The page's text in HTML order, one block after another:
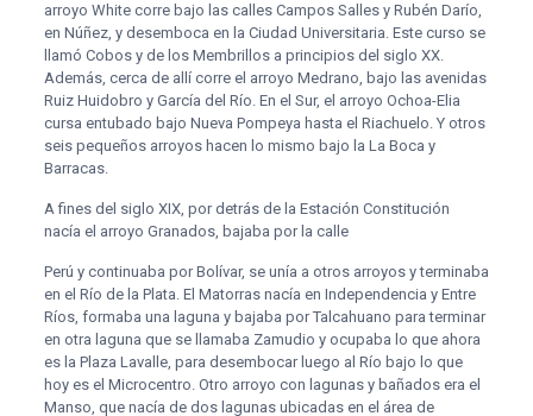
arroyo White corre bajo las calles Campos Salles y Rubén Darío,
en Núñez, y desemboca en la Ciudad Universitaria. Este curso se
llamó Cobos y de los Membrillos a principios del siglo XX.
Además, cerca de allí corre el arroyo Medrano, bajo las avenidas
Ruiz Huidobro y García del Río. En el Sur, el arroyo Ochoa-Elia
cursa entubado bajo Nueva Pompeya hasta el Riachuelo. Y otros
seis pequeños arroyos hacen lo mismo bajo la La Boca y
Barracas.
A fines del siglo XIX, por detrás de la Estación Constitución
nacía el arroyo Granados, bajaba por la calle
Perú y continuaba por Bolívar, se unía a otros arroyos y terminaba
en el Río de la Plata. El Matorras nacía en Independencia y Entre
Ríos, formaba una laguna y bajaba por Talcahuano para terminar
en otra laguna que se llamaba Zamudio y ocupaba lo que ahora
es la Plaza Lavalle, para desembocar luego al Río bajo lo que
hoy es el Microcentro. Otro arroyo con lagunas y bañados era el
Manso, que nacía de dos lagunas ubicadas en el área de